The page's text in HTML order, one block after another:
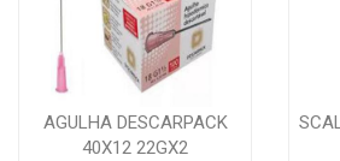
AGULHA DESCARPACK
40X12 22GX2